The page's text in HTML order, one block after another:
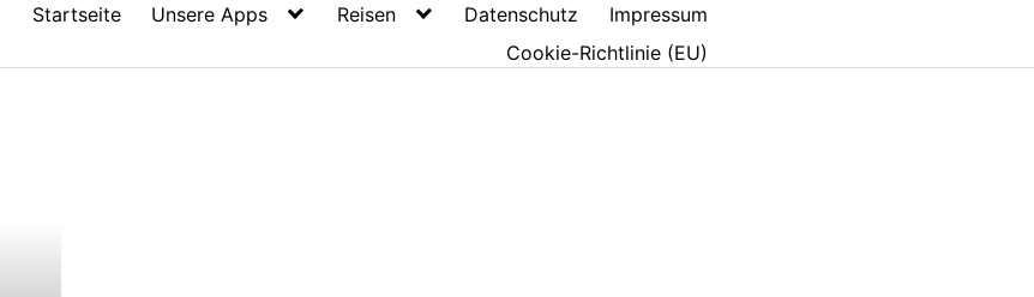
Startseite Unsere Apps Reisen Datenschutz
Impressum
Cookie-Richtlinie (EU)